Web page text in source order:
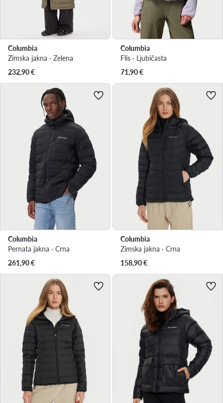
Columbia
Zimska jakna · Zelena
232,90€
Columbia
Flis · Ljubičasta
71,90€
Columbia
Pernata jakna · Crna
261,90€
Columbia
Zimska jakna · Crna
158,90€